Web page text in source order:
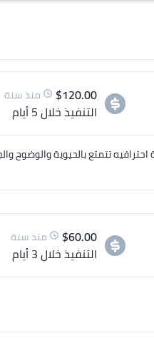
$120.00 منذ سنة
التنفيذخلال 5 أيام
تتمتع بالحيوية والوضوح
$60.00 منذ سنة
التنفيذخلال 3 أيام